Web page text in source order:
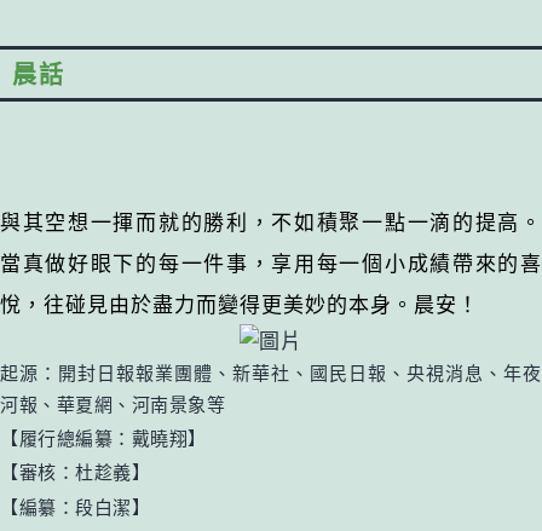
晨話
與其空想一揮而就的勝利，不如積聚一點一滴的提高。
當真做好眼下的每一件事，享用每一個小成績帶來的喜
悅，往碰見由於盡力而變得更美妙的本身。晨安！
起源：開封日報報業團體 、新華社 、國民日報、央視消息、年夜
河報、華夏網、河南景象等
【履行總編纂：戴曉翔】
【審核：杜趁義】
【編纂：段白潔】